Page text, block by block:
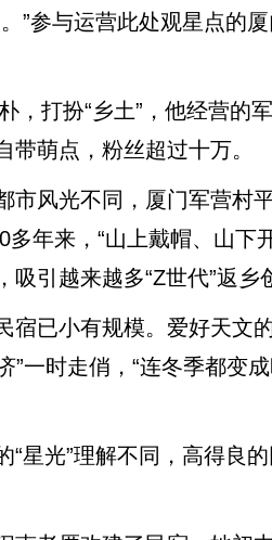
参与运营此处观星点的
打扮“乡土”，他经营的军
萌点，粉丝超过十万。
风光不同，厦门军营村
年来，“山上戴帽、山下
引越来越多“Z世代”返乡
已小有规模。爱好天文的
”一时走俏，“连冬季都变
光”理解不同，高得良的